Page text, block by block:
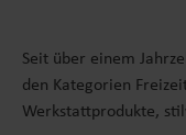
Seit über einem
den Kategorien
Werkstattprodukte,